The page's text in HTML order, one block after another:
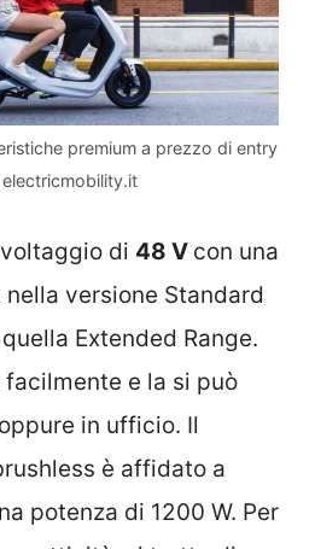
premium a prezzo di entry
di 48 V con una
nella versione Standard
Extended Range.
e la si può
in ufficio. Il
è affidato a
potenza di 1200 W. Per